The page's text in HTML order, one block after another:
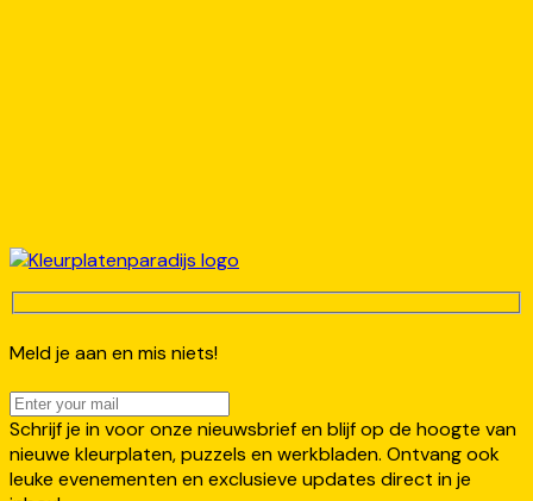
Meld je aan en mis niets!
Schrijf je in voor onze nieuwsbrief en blijf op de hoogte van
nieuwe kleurplaten, puzzels en werkbladen. Ontvang ook
leuke evenementen en exclusieve updates direct in je